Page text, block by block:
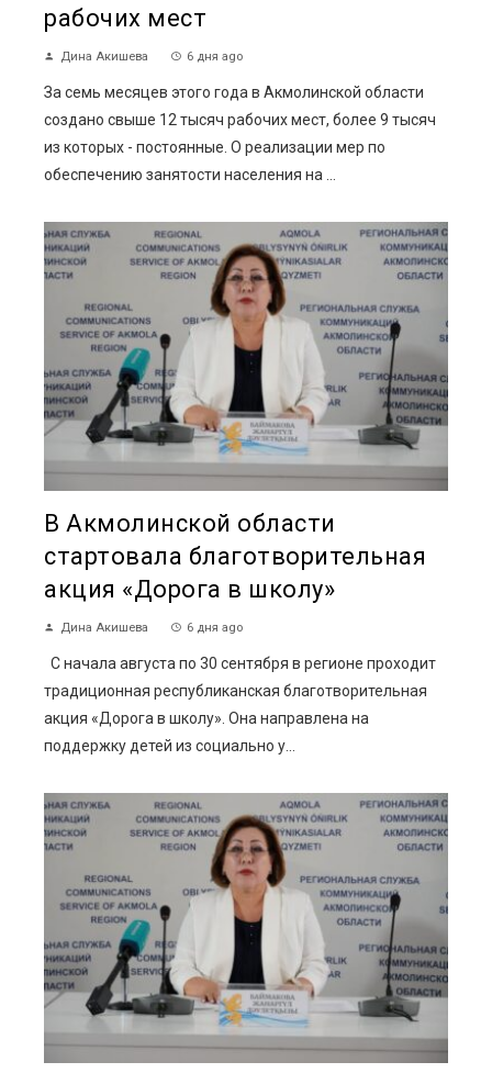
рабочих мест
Дина Акишева 6 дня ago
За семь месяцев этого года в Акмолинской области
создано свыше 12 тысяч рабочих мест, более 9 тысяч
из которых - постоянные. О реализации мер по
обеспечению занятости населения на ...
В Акмолинской области
стартовала благотворительная
акция «Дорога в школу»
Дина Акишева 6 дня ago
С начала августа по 30 сентября в регионе проходит
традиционная республиканская благотворительная
акция «Дорога в школу». Она направлена на
поддержку детей из социально у...